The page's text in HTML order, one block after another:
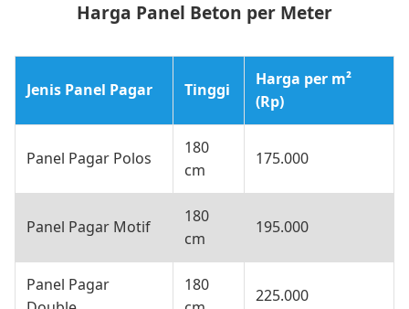
Harga Panel Beton per Meter
Jenis Panel Pagar Tinggi
Harga per m²
(Rp)
Panel Pagar Polos
180
cm
175.000
Panel Pagar Motif
180
cm
195.000
Panel Pagar
180
225.000